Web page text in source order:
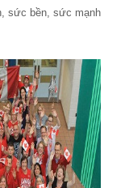
sức bền, sức mạnh